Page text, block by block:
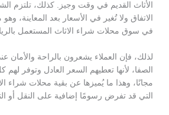
الأثاث القديم في وقت وجيز. كذلك، تلتزم
الاتفاق ولا تُغير في الأسعار بعد المعاينة،
في سوق محلات شراء الاثاث المستعمل
لذلك، فإن العملاء يشعرون بالراحة والأمان
الصفا، لأنها تعطيهم السعر العادل وتوفر
مجانًا، وهذا ما يُميزها عن بقية محلات شراء
التي قد تفرض رسومًا إضافية على النقل أو